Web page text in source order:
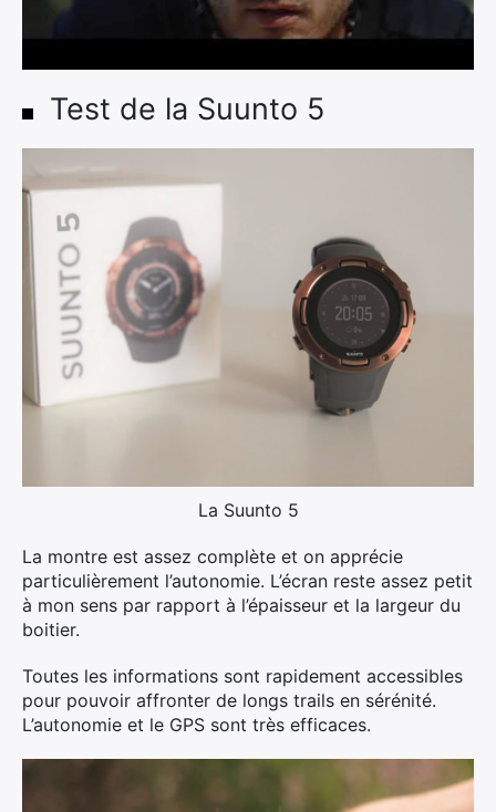
Test de la Suunto 5
La Suunto 5
La montre est assez complète et on apprécie
particulièrement l’autonomie. L’écran reste assez petit
à mon sens par rapport à l’épaisseur et la largeur du
boitier.
Toutes les informations sont rapidement accessibles
pour pouvoir affronter de longs trails en sérénité.
L’autonomie et le GPS sont très efficaces.